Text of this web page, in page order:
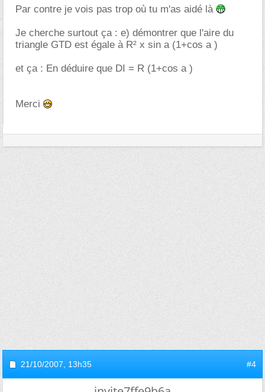
Par contre je vois pas trop où tu m'as aidé là
Je cherche surtout ça : e) démontrer que l'aire du
triangle GTD est égale à R² x sin a (1+cos a )
et ça : En déduire que DI = R (1+cos a )
Merci
21/10/2007, 13h35 #4